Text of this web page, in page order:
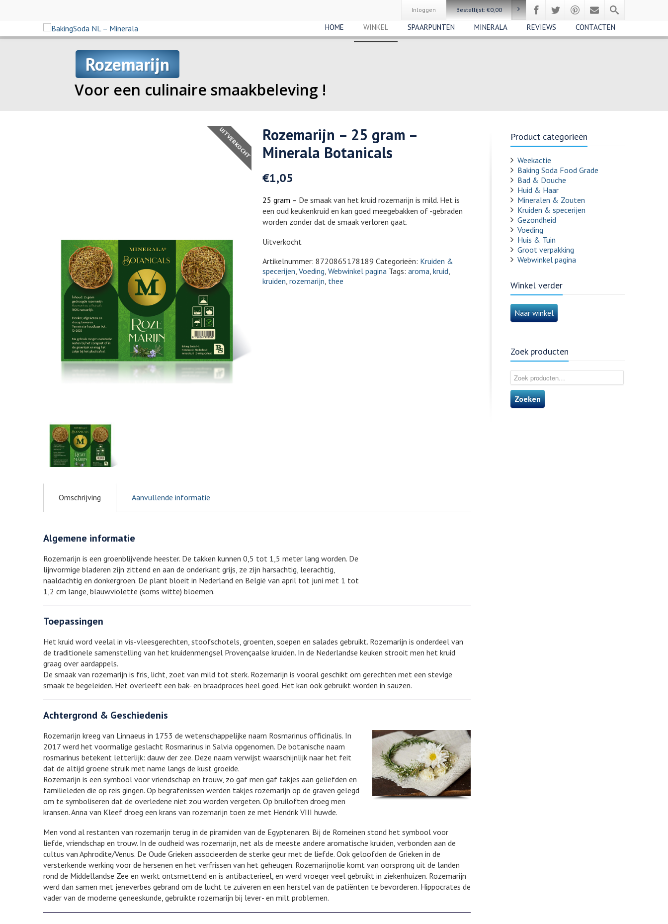
Inloggen Bestellijst:€0,00
HOME WINKEL SPAARPUNTEN MINERALA REVIEWS CONTACTEN
Rozemarijn
Voor een culinaire smaakbeleving !
UITVERKOCHT
Rozemarijn – 25 gram –
Minerala Botanicals
€1,05
25 gram – De smaak van het kruid rozemarijn is mild. Het is
een oud keukenkruid en kan goed meegebakken of -gebraden
worden zonder dat de smaak verloren gaat.
Uitverkocht
Artikelnummer:8720865178189 Categorieën: Kruiden &
specerijen,Voeding,Webwinkel pagina Tags:aroma,kruid,
kruiden,rozemarijn, thee
Omschrijving Aanvullende informatie
Algemene informatie
Rozemarijn is een groenblijvende heester. De takken kunnen 0,5 tot 1,5 meter lang worden. De
lijnvormige bladeren zijn zittend en aan de onderkant grijs, ze zijn harsachtig, leerachtig,
naaldachtig en donkergroen. De plant bloeit in Nederland en België van april tot juni met 1 tot
1,2 cm lange, blauwviolette (soms witte) bloemen.
Toepassingen
Het kruid word veelal in vis-vleesgerechten, stoofschotels, groenten, soepen en salades gebruikt. Rozemarijn is onderdeel van
de traditionele samenstelling van het kruidenmengsel Provençaalse kruiden. In de Nederlandse keuken strooit men het kruid
graag over aardappels.
De smaak van rozemarijn is fris, licht, zoet van mild tot sterk. Rozemarijn is vooral geschikt om gerechten met een stevige
smaak te begeleiden. Het overleeft een bak- en braadproces heel goed. Het kan ook gebruikt worden in sauzen.
Achtergrond & Geschiedenis
Rozemarijn kreeg van Linnaeus in 1753 de wetenschappelijke naam Rosmarinus officinalis. In
2017 werd het voormalige geslacht Rosmarinus in Salvia opgenomen. De botanische naam
rosmarinus betekent letterlijk: dauw der zee. Deze naam verwijst waarschijnlijk naar het feit
dat de altijd groene struik met name langs de kust groeide.
Rozemarijn is een symbool voor vriendschap en trouw, zo gaf men gaf takjes aan geliefden en
familieleden die op reis gingen. Op begrafenissen werden takjes rozemarijn op de graven gelegd
om te symboliseren dat de overledene niet zou worden vergeten. Op bruiloften droeg men
kransen. Anna van Kleef droeg een krans van rozemarijn toen ze met Hendrik VIII huwde.
Men vond al restanten van rozemarijn terug in de piramiden van de Egyptenaren. Bij de Romeinen stond het symbool voor
liefde, vriendschap en trouw. In de oudheid was rozemarijn, net als de meeste andere aromatische kruiden, verbonden aan de
cultus van Aphrodite/Venus. De Oude Grieken associeerden de sterke geur met de liefde. Ook geloofden de Grieken in de
versterkende werking voor de hersenen en het verfrissen van het geheugen. Rozemarijnolie komt van oorsprong uit de landen
rond de Middellandse Zee en werkt ontsmettend en is antibacterieel, en werd vroeger veel gebruikt in ziekenhuizen. Rozemarijn
werd dan samen met jeneverbes gebrand om de lucht te zuiveren en een herstel van de patiënten te bevorderen. Hippocrates de
vader van de moderne geneeskunde, gebruikte rozemarijn bij lever- en milt problemen.
Product categorieën
Weekactie
Baking Soda Food Grade
Bad & Douche
Huid & Haar
Mineralen & Zouten
Kruiden & specerijen
Gezondheid
Voeding
Huis & Tuin
Groot verpakking
Webwinkel pagina
Winkel verder
Naar winkel
Zoek producten
Zoeken